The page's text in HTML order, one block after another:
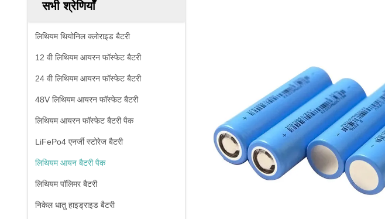
सभी श्रेणियाँ
लिथियम थियोनिल क्लोराइड बैटरी
12 वी लिथियम आयरन फॉस्फेट बैटरी
24 वी लिथियम आयरन फॉस्फेट बैटरी
48V लिथियम आयरन फॉस्फेट बैटरी
लिथियम आयरन फॉस्फेट बैटरी पैक
LiFePo4 एनर्जी स्टोरेज बैटरी
लिथियम आयन बैटरी पैक
लिथियम पॉलिमर बैटरी
निकेल धातु हाइड्राइड बैटरी